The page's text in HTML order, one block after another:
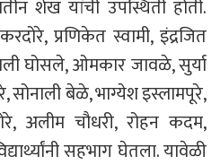
शेख यांची उपस्थिती होती.
प्रणिकेत स्वामी, इंद्रजित
घोसले, ओमकार जावळे, सुर्या
सोनाली बेळे, भाग्येश इस्लामपूरे,
अलीम चौधरी, रोहन कदम,
सहभाग घेतला. यावेळी